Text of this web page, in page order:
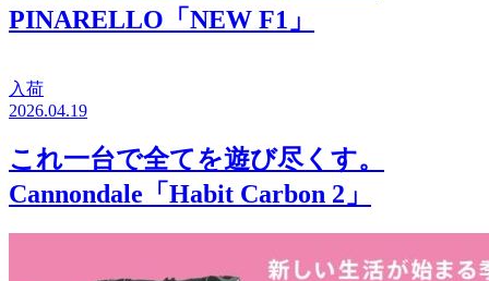
PINARELLO「NEW F1」
入荷
2026.04.19
これ一台で全てを遊び尽くす。
Cannondale「Habit Carbon 2」